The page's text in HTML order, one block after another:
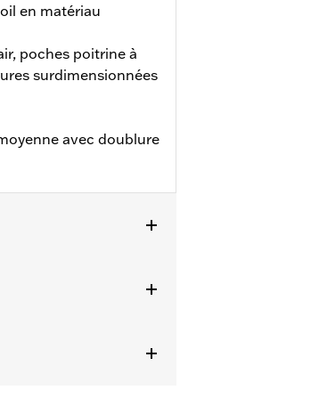
en matériau
poches poitrine à
surdimensionnées
avec doublure